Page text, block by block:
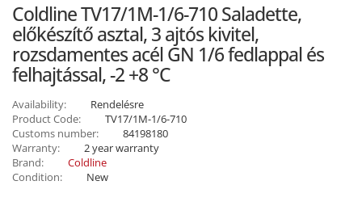
Coldline TV17/1M-1/6-710 Saladette,
előkészítő asztal, 3 ajtós kivitel,
rozsdamentes acél GN 1/6 fedlappal és
felhajtással, -2 +8 °C
Availability:
Rendelésre
Product Code:
TV17/1M-1/6-710
Customs number:
84198180
Warranty:
2 year warranty
Brand:
Coldline
Condition:
New